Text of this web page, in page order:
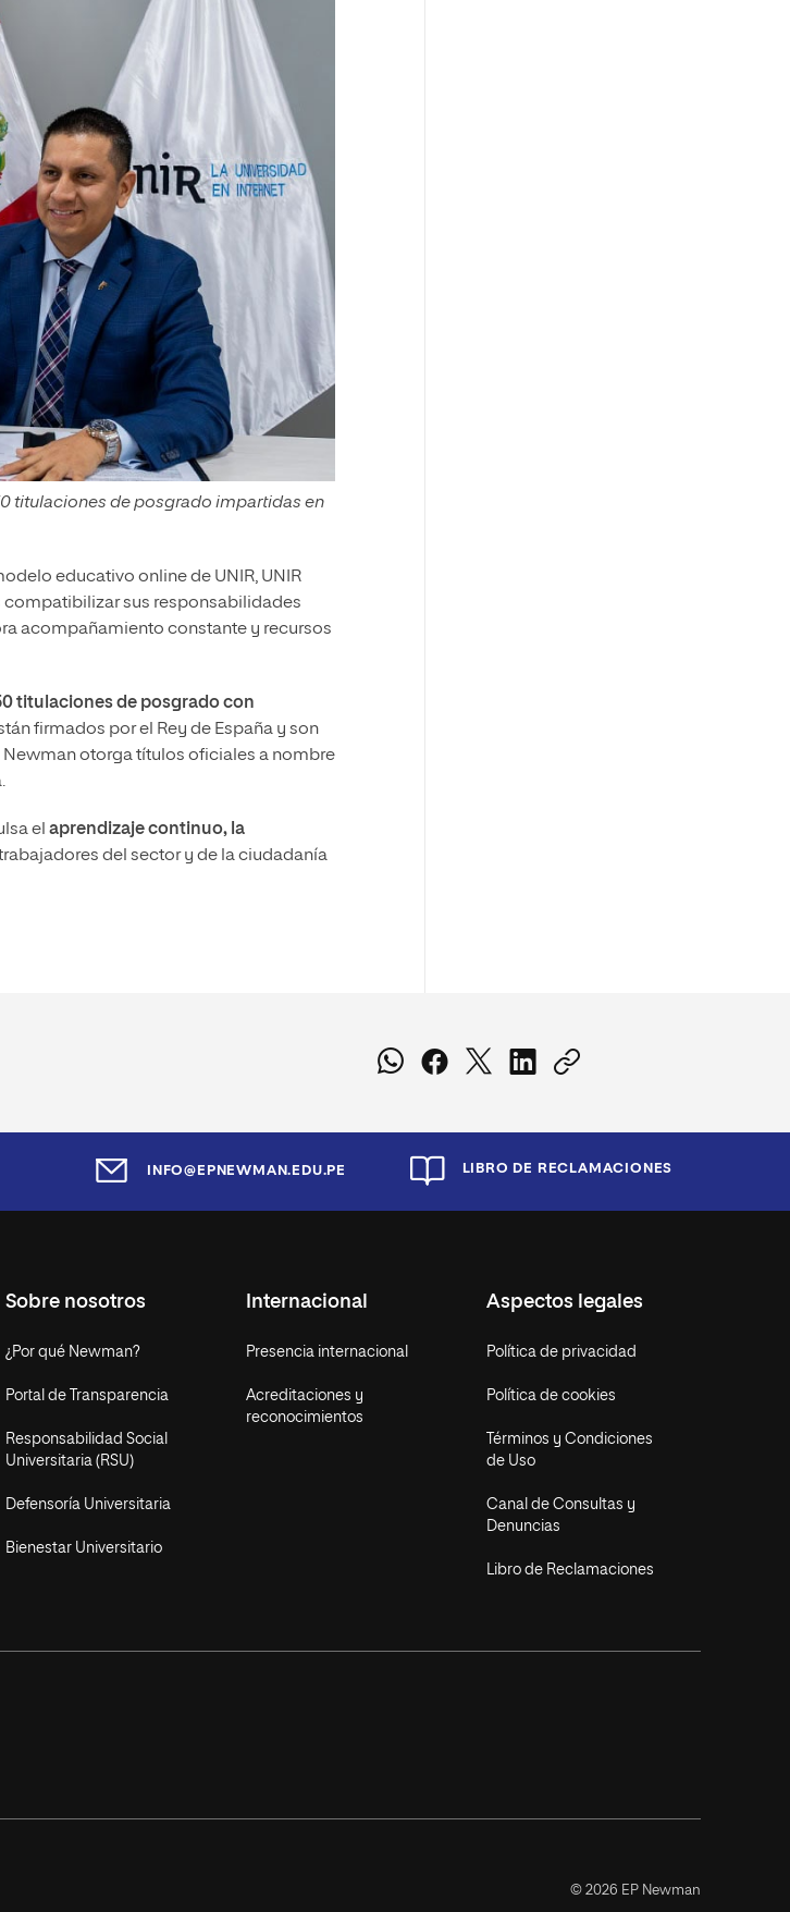
titulaciones de posgrado impartidas en
educativo online de UNIR, UNIR
compatibilizar sus responsabilidades
acompañamiento constante y recursos
titulaciones de posgrado con
firmados por el Rey de España y son
Newman otorga títulos oficiales a nombre
el aprendizaje continuo, la
del sector y de la ciudadanía
INFO@EPNEWMAN.EDU.PE LIBRO DE RECLAMACIONES
Sobre nosotros
¿Por qué Newman?
Portal de Transparencia
Responsabilidad Social
Universitaria (RSU)
Defensoría Universitaria
Bienestar Universitario
Internacional
Presencia internacional
Acreditaciones y
reconocimientos
Aspectos legales
Política de privacidad
Política de cookies
Términos y Condiciones
de Uso
Canal de Consultas y
Denuncias
Libro de Reclamaciones
© 2026 EP Newman